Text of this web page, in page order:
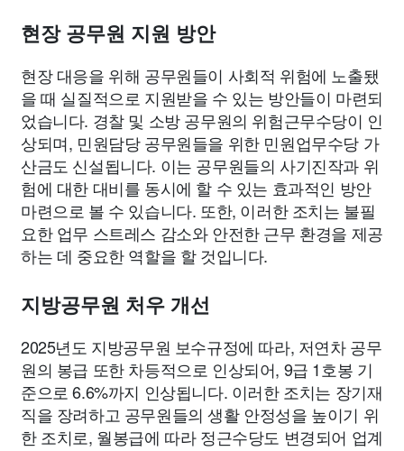
현장 공무원 지원 방안
현장 대응을 위해 공무원들이 사회적 위험에 노출됐
을 때 실질적으로 지원받을 수 있는 방안들이 마련되
었습니다. 경찰 및 소방 공무원의 위험근무수당이 인
상되며, 민원담당 공무원들을 위한 민원업무수당 가
산금도 신설됩니다. 이는 공무원들의 사기진작과 위
험에 대한 대비를 동시에 할 수 있는 효과적인 방안
마련으로 볼 수 있습니다. 또한, 이러한 조치는 불필
요한 업무 스트레스 감소와 안전한 근무 환경을 제공
하는 데 중요한 역할을 할 것입니다.
지방공무원 처우 개선
2025년도 지방공무원 보수규정에 따라, 저연차 공무
원의 봉급 또한 차등적으로 인상되어, 9급 1호봉 기
준으로 6.6%까지 인상됩니다. 이러한 조치는 장기재
직을 장려하고 공무원들의 생활 안정성을 높이기 위
한 조치로, 월봉급에 따라 정근수당도 변경되어 업계